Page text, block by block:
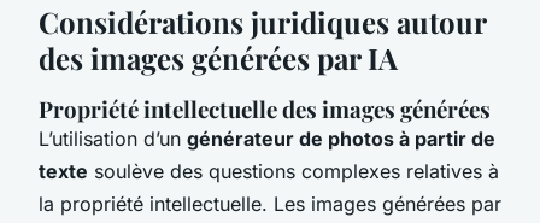
Considérations juridiques autour
des images générées par IA
Propriété intellectuelle des images générées
L’utilisation d’un générateur de photos à partir de
texte soulève des questions complexes relatives à
la propriété intellectuelle. Les images générées par